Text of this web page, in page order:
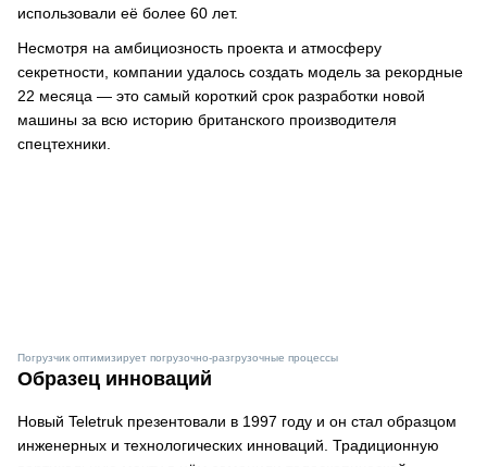
использовали её более 60 лет.
Несмотря на амбициозность проекта и атмосферу
секретности, компании удалось создать модель за рекордные
22 месяца — это самый короткий срок разработки новой
машины за всю историю британского производителя
спецтехники.
Погрузчик оптимизирует погрузочно-разгрузочные процессы
Образец инноваций
Новый Teletruk презентовали в 1997 году и он стал образцом
инженерных и технологических инноваций. Традиционную